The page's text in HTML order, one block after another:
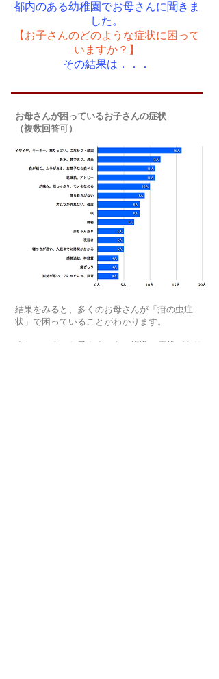
都内のある幼稚園でお母さんに聞きま
した。
【お子さんのどのような症状に困って
いますか？】
その結果は．．．
お母さんが困っているお子さんの症状
（複数回答可）
結果をみると、多くのお母さんが「疳の虫症
状」で困っていることがわかります。